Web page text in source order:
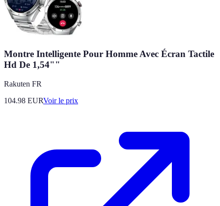
Montre Intelligente Pour Homme Avec Écran Tactile
Hd De 1,54""
Rakuten FR
104.98 EURVoir le prix